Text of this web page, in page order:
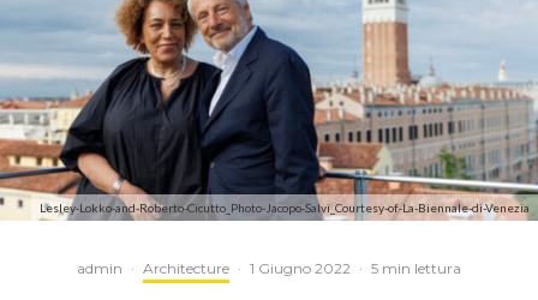
Lesley-Lokko-and-Roberto-Cicutto_Photo-Jacopo-Salvi_Courtesy-of-La-Biennale-di-Venezia
admin · Architecture · 1 Giugno 2022 · 5 min lettura